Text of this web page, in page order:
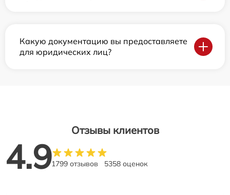
Какую документацию вы предоставляете
для юридических лиц?
Отзывы клиентов
4.91799 отзывов 5358 оценок